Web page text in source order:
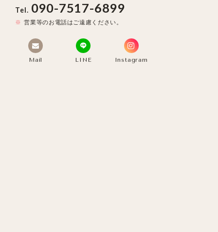
Tel. 090-7517-6899
営業等のお電話はご遠慮ください。
Mail LINE Instagram